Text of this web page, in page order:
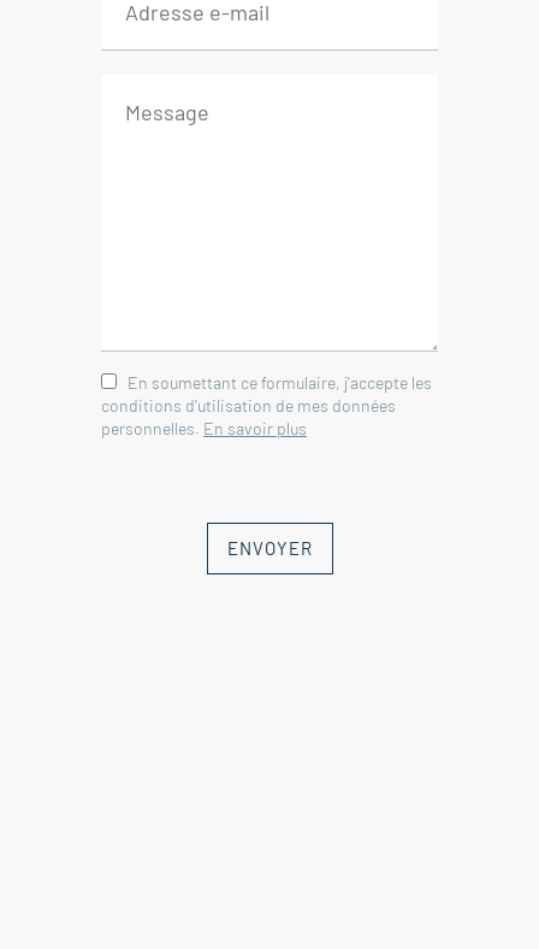
WC 1 m²
-- 1er étage
Salle d'eau avec WC 6 m²
papes - Provence
En soumettant ce formulaire, j'accepte les
conditions d'utilisation de mes données
personnelles. En savoir plus
ENVOYER